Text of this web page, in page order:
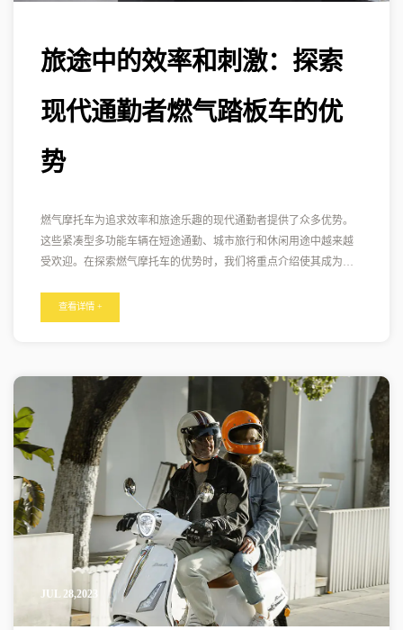
旅途中的效率和刺激：探索
现代通勤者燃气踏板车的优
势
燃气摩托车为追求效率和旅途乐趣的现代通勤者提供了众多优势。
这些紧凑型多功能车辆在短途通勤、城市旅行和休闲用途中越来越
受欢迎。在探索燃气摩托车的优势时，我们将重点介绍使其成为现
的燃油效率而闻名。与汽车和摩托车相比，燃气摩托车通常消耗更
少的燃料，使其成为日常通勤的经济高效的交通选择。通勤者可以
查看详情 +
JUL 28,2023